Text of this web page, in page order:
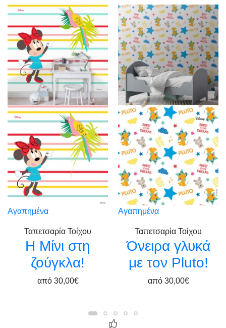
Αγαπημένα
Ταπετσαρία Τοίχου
Η Μίνι στη
ζούγκλα!
από 30,00€
Αγαπημένα
Ταπετσαρία Τοίχου
Όνειρα γλυκά
με τον Pluto!
από 30,00€